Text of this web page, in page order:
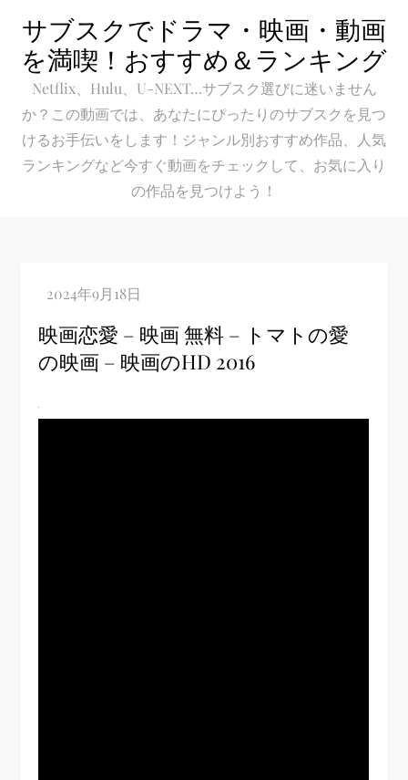
content
サブスクでドラマ・映画・動画
を満喫！おすすめ＆ランキング
Netflix、Hulu、U-NEXT…サブスク選びに迷いません
か？この動画では、あなたにぴったりのサブスクを見つ
けるお手伝いをします！ジャンル別おすすめ作品、人気
ランキングなど今すぐ動画をチェックして、お気に入り
の作品を見つけよう！
映画恋愛 – 映画 無料 – トマトの愛
の映画 – 映画のHD 2016